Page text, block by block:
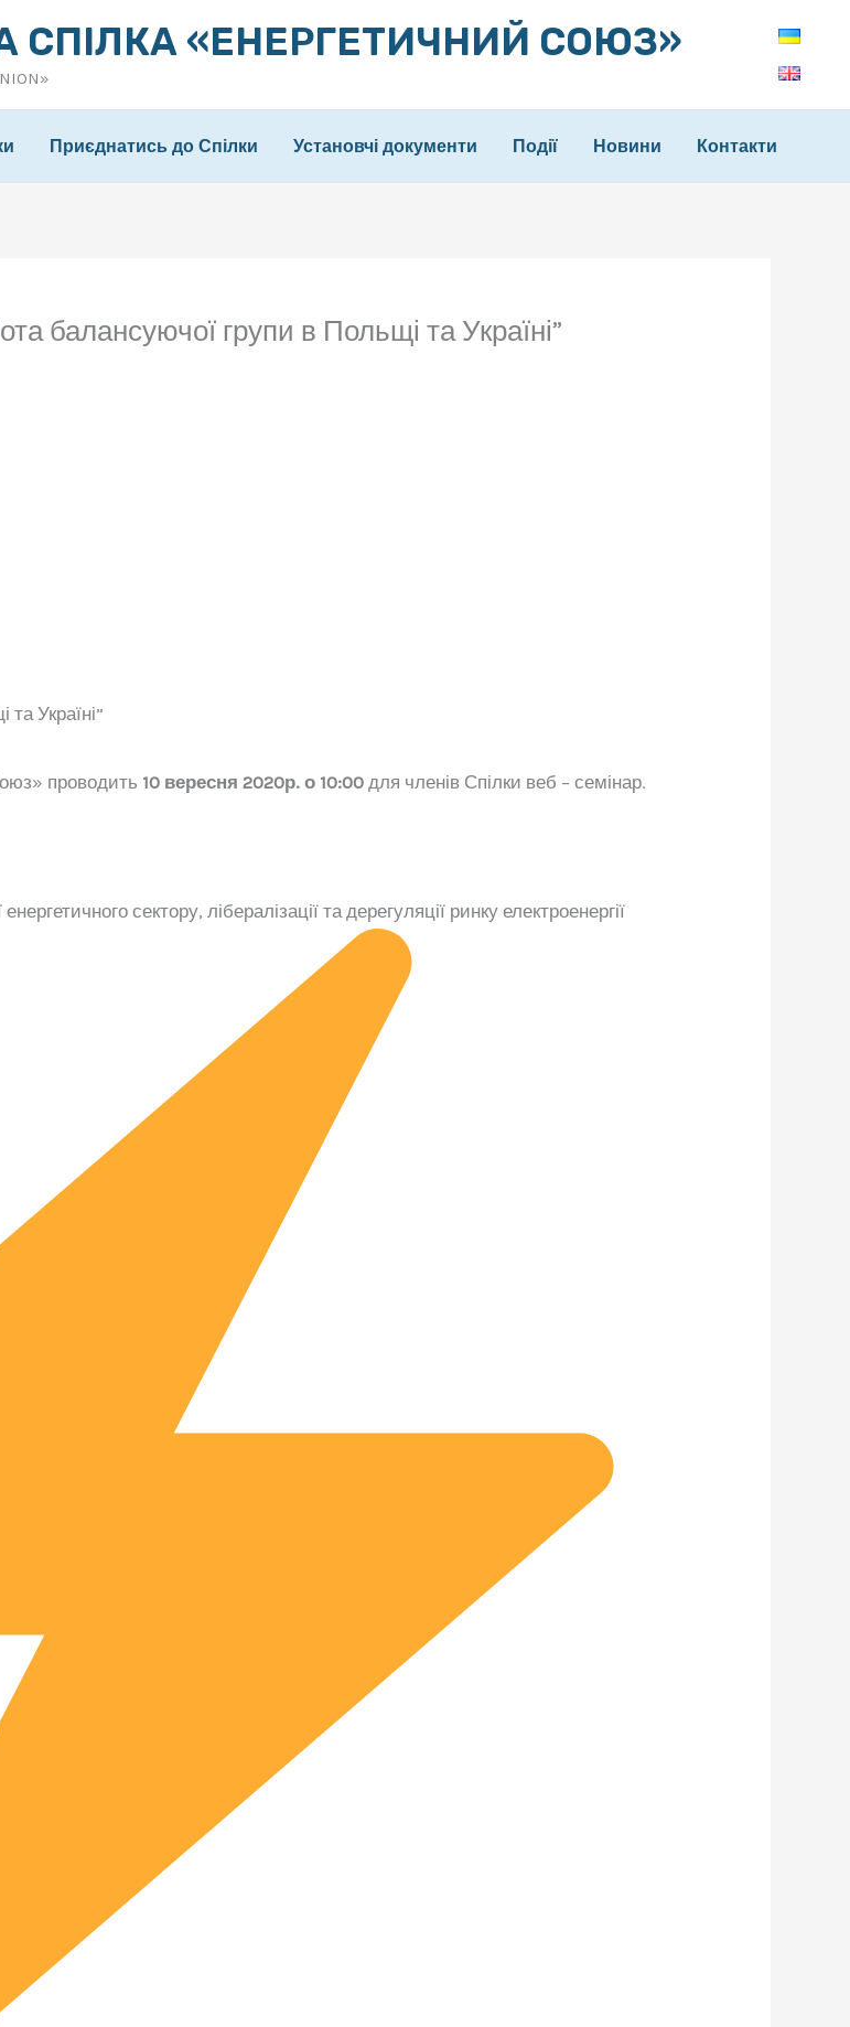
СПІЛКА «ЕНЕРГЕТИЧНИЙ СОЮЗ»
Приєднатись до Спілки Установчі документи Події Новини Контакти
балансуючої групи в Польщі та Україні”
Україні”
проводить 10 вересня 2020р. о 10:00 для членів Спілки веб – семінар.
сектору, лібералізації та дерегуляції ринку електроенергії